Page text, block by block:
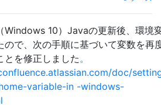
Windows 10）Javaの更新後、環境
ので、次の手順に基づいて変数を再
とを修正しました 。
doc/
variable-in -windows-